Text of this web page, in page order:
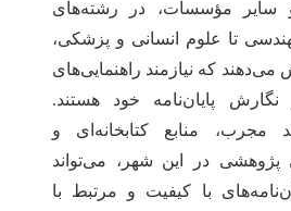
و سایر مؤسسات، در رشته‌های
تا علوم انسانی و پزشکی،
می‌دهند که نیازمند راهنمایی‌های
پایان‌نامه خود هستند.
مجرب، منابع کتابخانه‌ای و
در این شهر، می‌تواند
با کیفیت و مرتبط با